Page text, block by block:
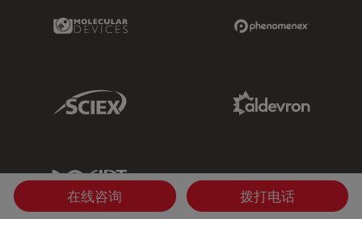
Molecular Devices Link
Sciex Link
IDT Link
在线咨询 拨打电话